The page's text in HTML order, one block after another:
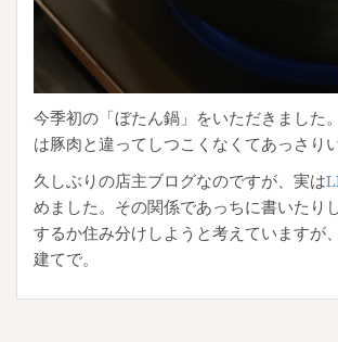
今季初の「ぼたん鍋」をいただきました
は豚肉と違ってしつこくなくてあっさり
久しぶりの店主ブログなのですが、実は
めました。その関係であっちに書いたり
するか住み分けしようと考えていますが
建てで。